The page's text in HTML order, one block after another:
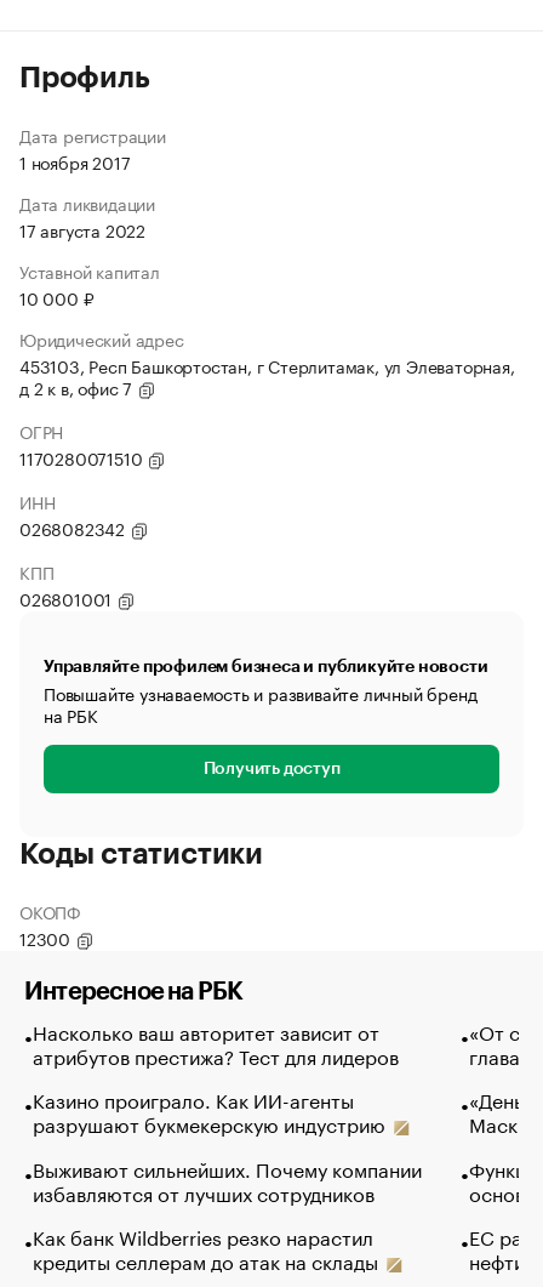
Профиль
Дата регистрации
1 ноября 2017
Дата ликвидации
17 августа 2022
Уставной капитал
10 000 ₽
Юридический адрес
453103, Респ Башкортостан, г Стерлитамак, ул Элеваторная,
д 2 к в, офис 7
ОГРН
1170280071510
ИНН
0268082342
КПП
026801001
Управляйте профилем бизнеса и публикуйте новости
Повышайте узнаваемость и развивайте личный бренд
на РБК
Получить доступ
Коды статистики
ОКОПФ
12300
Интересное на РБК
Насколько ваш авторитет зависит от
атрибутов престижа? Тест для лидеров
Казино проиграло. Как ИИ-агенты
разрушают букмекерскую индустрию
Выживают сильнейших. Почему компании
избавляются от лучших сотрудников
Как банк Wildberries резко нарастил
кредиты селлерам до атак на склады
«От
глава
Маск в
основ
ЕС
нефти